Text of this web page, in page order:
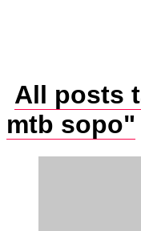
All posts
mtb sopo"